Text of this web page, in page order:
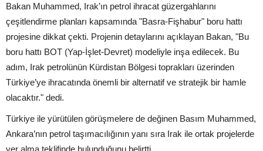
Bakan Muhammed, Irak’ın petrol ihracat güzergahlarını
çeşitlendirme planları kapsamında "Basra-Fişhabur" boru hattı
projesine dikkat çekti. Projenin detaylarını açıklayan Bakan, "Bu
boru hattı BOT (Yap-İşlet-Devret) modeliyle inşa edilecek. Bu
adım, Irak petrolünün Kürdistan Bölgesi toprakları üzerinden
Türkiye’ye ihracatında önemli bir alternatif ve stratejik bir hamle
olacaktır." dedi.
Türkiye ile yürütülen görüşmelere de değinen Basım Muhammed,
Ankara’nın petrol taşımacılığının yanı sıra Irak ile ortak projelerde
yer alma teklifinde bulunduğunu belirtti.